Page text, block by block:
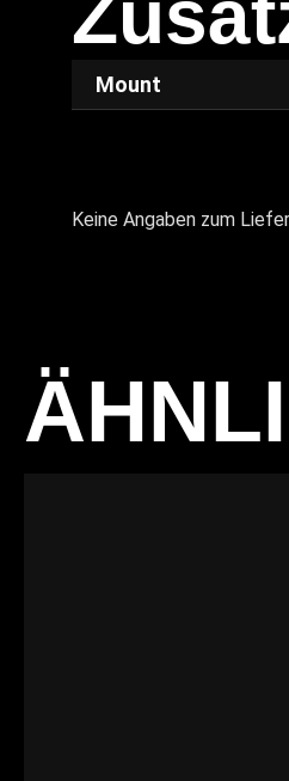
Mount
Keine Angaben zum